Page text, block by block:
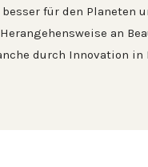
für den Planeten
an
durch Innovation